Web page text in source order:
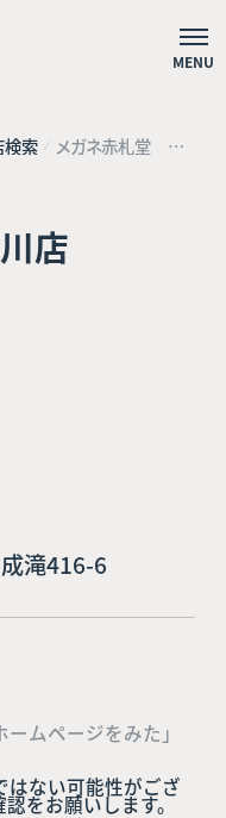
MENU
検索 メガネ赤札堂 掛
川店
店
滝416-6
ムページをみた」
ない可能性がござ
をお願いします。